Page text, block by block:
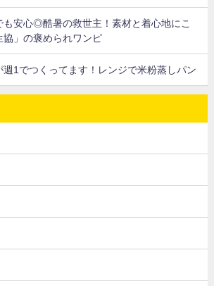
も安心◎酷暑の救世主！素材と着心地にこ
協」の褒められワンピ
週1でつくってます！レンジで米粉蒸しパン